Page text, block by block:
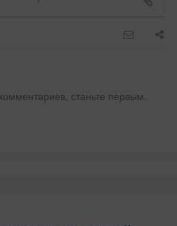
станьте первым.